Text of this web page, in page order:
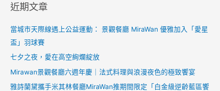
近期文章
當城市天際線遇上公益運動： 景觀餐廳 MiraWan 優雅加入「愛星
盃」羽球賽
七夕之夜，愛在高空絢爛綻放
Mirawan景觀餐廳六週年慶｜法式料理與浪漫夜色的極致饗宴
雅詩蘭黛攜手米其林餐廳MiraWan推期間限定「白金級逆齡藍區饗